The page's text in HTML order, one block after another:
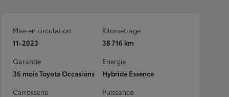
Mise en circulation
11-2023
Kilométrage
38 716 km
Garantie
36 mois Toyota Occasions
Energie
Hybride Essence
Carrosserie
Puissance